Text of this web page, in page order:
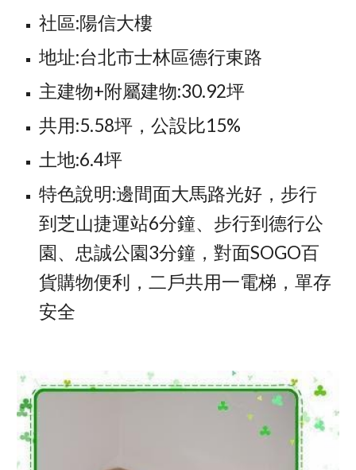
社區:陽信大樓
地址:台北市士林區德行東路
主建物+附屬建物:30.92坪
共用:5.58坪，公設比15%
土地:6.4坪
特色說明:邊間面大馬路光好，步行
到芝山捷運站6分鐘、步行到德行公
園、忠誠公園3分鐘，對面SOGO百
貨購物便利，二戶共用一電梯，單存
安全